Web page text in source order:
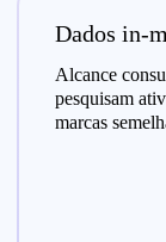
Dados in-
Alcance
pesquisam
marcas